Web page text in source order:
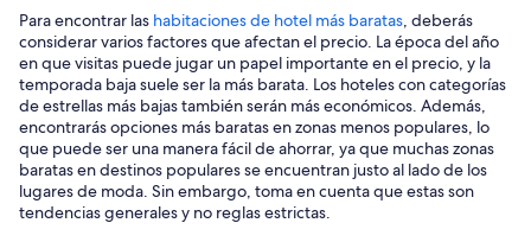
Para encontrar las habitaciones de hotel más baratas, deberás
considerar varios factores que afectan el precio. La época del año
en que visitas puede jugar un papel importante en el precio, y la
temporada baja suele ser la más barata. Los hoteles con categorías
de estrellas más bajas también serán más económicos. Además,
encontrarás opciones más baratas en zonas menos populares, lo
que puede ser una manera fácil de ahorrar, ya que muchas zonas
baratas en destinos populares se encuentran justo al lado de los
lugares de moda. Sin embargo, toma en cuenta que estas son
tendencias generales y no reglas estrictas.